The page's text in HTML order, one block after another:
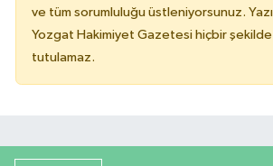
ve tüm sorumluluğu üstleniyorsunuz.
Yozgat Hakimiyet Gazetesi hiçbir
tutulamaz.